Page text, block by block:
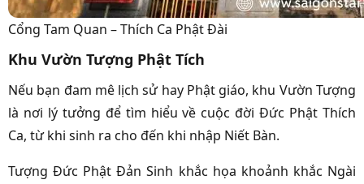
Cổng Tam Quan – Thích Ca Phật Đài
Khu Vườn Tượng Phật Tích
Nếu bạn đam mê lịch sử hay Phật giáo, khu Vườn Tượng
là nơi lý tưởng để tìm hiểu về cuộc đời Đức Phật Thích
Ca, từ khi sinh ra cho đến khi nhập Niết Bàn.
Tượng Đức Phật Đản Sinh khắc họa khoảnh khắc Ngài